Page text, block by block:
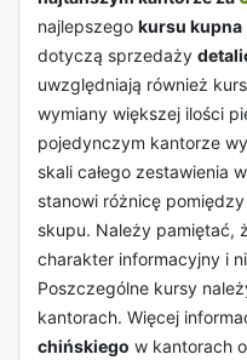
najlepszego kursu kupna
dotyczą sprzedaży
uwzględniają również
wymiany większej ilości
pojedynczym kantorze
skali całego zestawienia
stanowi różnicę
skupu. Należy pamiętać,
charakter informacyjny i
Poszczególne kursy
kantorach. Więcej
chińskiego w kantorach